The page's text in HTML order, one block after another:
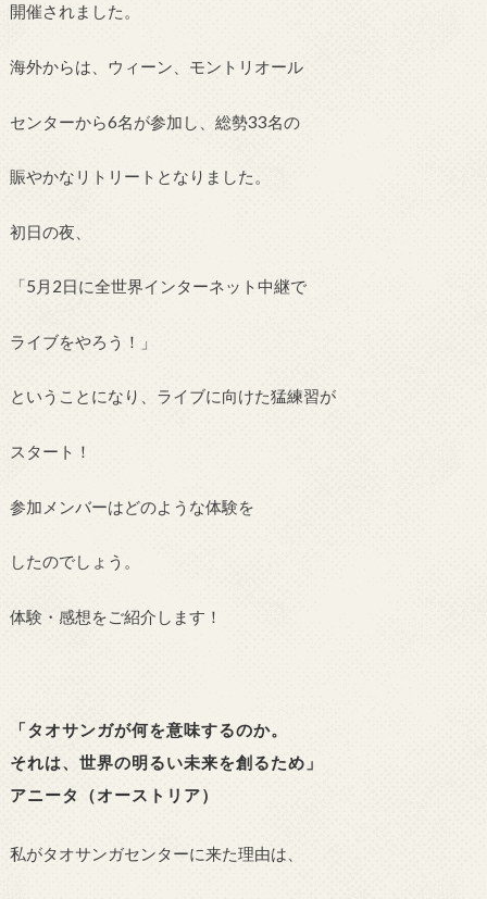
開催されました。
海外からは、ウィーン、モントリオール
センターから6名が参加し、総勢33名の
賑やかなリトリートとなりました。
初日の夜、
「5月2日に全世界インターネット中継で
ライブをやろう！」
ということになり、ライブに向けた猛練習が
スタート！
参加メンバーはどのような体験を
したのでしょう。
体験・感想をご紹介します！
「タオサンガが何を意味するのか。
それは、世界の明るい未来を創るため」
アニータ（オーストリア）
私がタオサンガセンターに来た理由は、